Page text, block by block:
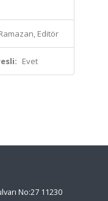
Editör
Evet
No:27 11230